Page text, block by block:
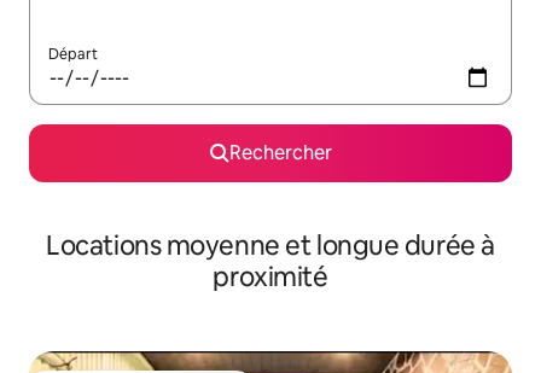
Départ
Rechercher
Locations moyenne et longue durée à
proximité